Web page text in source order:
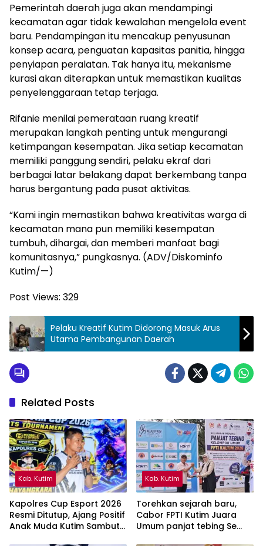
Pemerintah daerah juga akan mendampingi
kecamatan agar tidak kewalahan mengelola event
baru. Pendampingan itu mencakup penyusunan
konsep acara, penguatan kapasitas panitia, hingga
penyiapan peralatan. Tak hanya itu, mekanisme
kurasi akan diterapkan untuk memastikan kualitas
penyelenggaraan tetap terjaga.
Rifanie menilai pemerataan ruang kreatif
merupakan langkah penting untuk mengurangi
ketimpangan kesempatan. Jika setiap kecamatan
memiliki panggung sendiri, pelaku ekraf dari
berbagai latar belakang dapat berkembang tanpa
harus bergantung pada pusat aktivitas.
“Kami ingin memastikan bahwa kreativitas warga di
kecamatan mana pun memiliki kesempatan
tumbuh, dihargai, dan memberi manfaat bagi
komunitasnya,” pungkasnya. (ADV/Diskominfo
Kutim/—)
Post Views: 329
Pelaku Kreatif Kutim Didorong Masuk Arus
Utama Pembangunan Daerah
Related Posts
Kab. Kutim
Kapolres Cup Esport 2026
Resmi Ditutup, Ajang Positif
Anak Muda Kutim Sambut
Kab. Kutim
Torehkan sejarah baru,
Cabor FPTI Kutim Juara
Umum panjat tebing Se